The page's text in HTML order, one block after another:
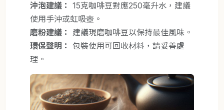
沖泡建議： 15克咖啡豆對應250毫升水，建議
使用手沖或虹吸壺。
磨粉建議：
建議現磨咖啡豆以保持最佳風味。
環保聲明： 包裝使用可回收材料，請妥善處
理。